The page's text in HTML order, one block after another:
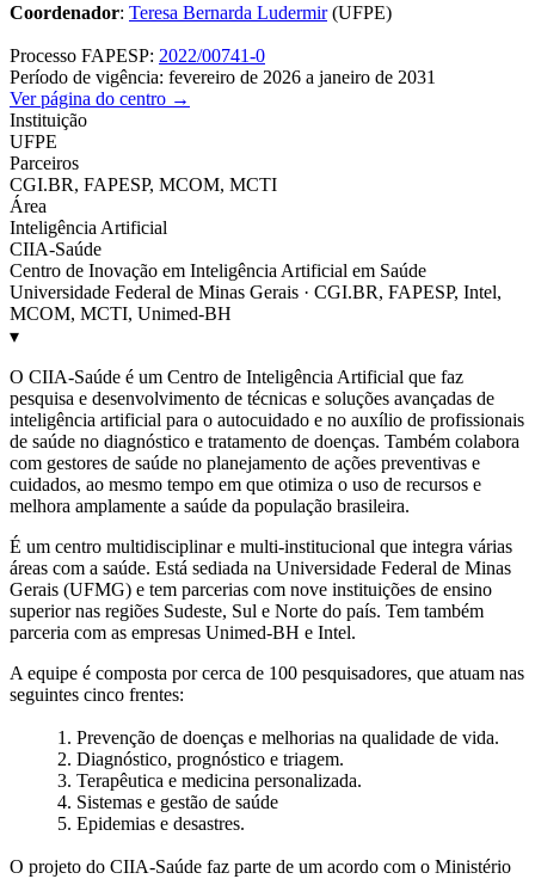
Coordenador: Teresa Bernarda Ludermir(UFPE)
Processo FAPESP: 2022/00741-0
Período de vigência: fevereiro de 2026 a janeiro de 2031
Ver página do centro →
Instituição
UFPE
Parceiros
CGI.BR, FAPESP, MCOM, MCTI
Área
Inteligência Artificial
CIIA-Saúde
Centro de Inovação em Inteligência Artificial em Saúde
Universidade Federal de Minas Gerais · CGI.BR, FAPESP, Intel,
MCOM, MCTI, Unimed-BH
▾
O CIIA-Saúde é um Centro de Inteligência Artificial que faz
pesquisa e desenvolvimento de técnicas e soluções avançadas de
inteligência artificial para o autocuidado e no auxílio de profissionais
de saúde no diagnóstico e tratamento de doenças. Também colabora
com gestores de saúde no planejamento de ações preventivas e
cuidados, ao mesmo tempo em que otimiza o uso de recursos e
melhora amplamente a saúde da população brasileira.
É um centro multidisciplinar e multi-institucional que integra várias
áreas com a saúde. Está sediada na Universidade Federal de Minas
Gerais (UFMG) e tem parcerias com nove instituições de ensino
superior nas regiões Sudeste, Sul e Norte do país. Tem também
parceria com as empresas Unimed-BH e Intel.
A equipe é composta por cerca de 100 pesquisadores, que atuam nas
seguintes cinco frentes:
1. Prevenção de doenças e melhorias na qualidade de vida.
2. Diagnóstico, prognóstico e triagem.
3. Terapêutica e medicina personalizada.
4. Sistemas e gestão de saúde
5. Epidemias e desastres.
O projeto do CIIA-Saúde faz parte de um acordo com o Ministério